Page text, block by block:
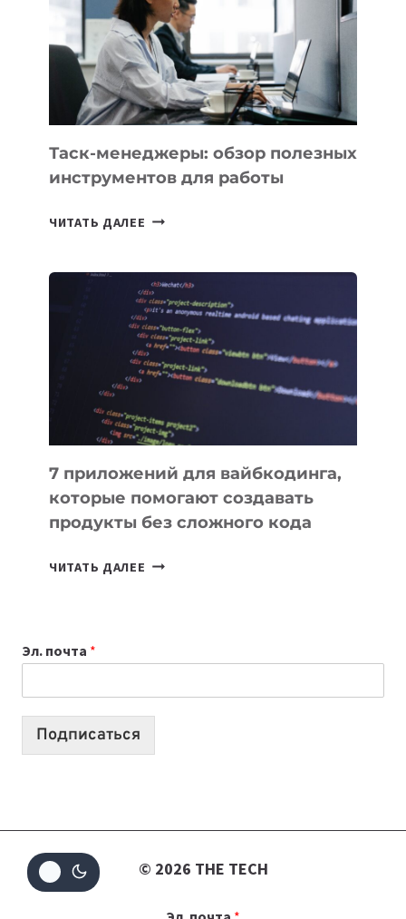
3
ЗАДАЧИ
ЕМУ
МОЖНО
ПОРУЧИТЬ
УЖЕ
Таск-менеджеры: обзор полезных
инструментов для работы
ЧИТАТЬ ДАЛЕЕ ТАСК-
ПОЛЕЗНЫХ
ИНСТРУМЕНТОВ
ДЛЯ
РАБОТЫ
7 приложений для вайбкодинга,
которые помогают создавать
продукты без сложного кода
ЧИТАТЬ ДАЛЕЕ 7
СОЗДАВАТЬ
ПРОДУКТЫ
Эл. почта *
Подписаться
© 2026 THE TECH